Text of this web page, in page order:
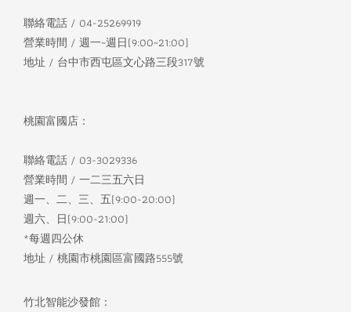
聯絡電話 / 04-25269919
營業時間 / 週一~週日(9:00~21:00)
地址 / 台中市西屯區文心路三段317號
桃園富國店：
聯絡電話 / 03-3029336
營業時間 / 一二三五六日
週一、二、三、五(9:00-20:00)
週六、日(9:00-21:00)
*每週四公休
地址 / 桃園市桃園區富國路555號
竹北智能沙發館：